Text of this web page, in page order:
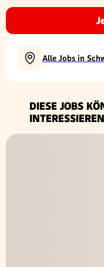
Alle Jobs in
DIESE JOBS
INTERESSIEREN